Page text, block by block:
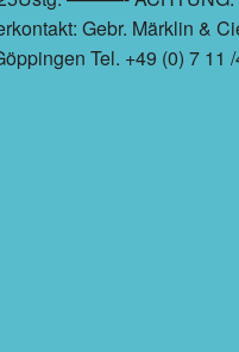
Gebr. Märklin &
Tel. +49 (0) 7 11